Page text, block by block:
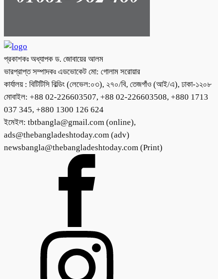
প্রকাশকঃ অধ্যাপক ড. জোবায়ের আলম
ভারপ্রাপ্ত সম্পাদকঃ এডভোকেট মো: গোলাম সরোয়ার
কার্যালয় : বিটিটিসি বিল্ডিং (লেভেল:০৩), ২৭০/বি, তেজগাঁও (আই/এ), ঢাকা-১২০৮
মোবাইল: +88 02-226603507, +88 02-226603508, +880 1713
037 345, +880 1300 126 624
ইমেইল: tbtbangla@gmail.com (online),
ads@thebangladeshtoday.com (adv)
newsbangla@thebangladeshtoday.com (Print)